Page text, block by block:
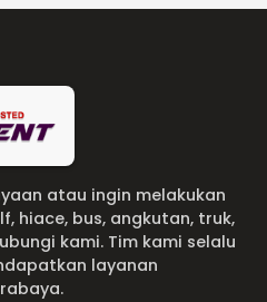
atau ingin melakukan
hiace, bus, angkutan, truk,
kami. Tim kami selalu
layanan